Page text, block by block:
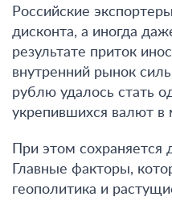
Российские
дисконта, а иногда
результате приток
внутренний рынок
рублю удалось стать
укрепившихся валют в
При этом сохраняется
Главные факторы,
геополитика и